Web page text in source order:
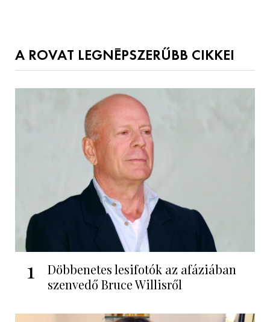
A ROVAT LEGNÉPSZERŰBB CIKKEI
1
Döbbenetes lesifotók az afáziában
szenvedő Bruce Willisről